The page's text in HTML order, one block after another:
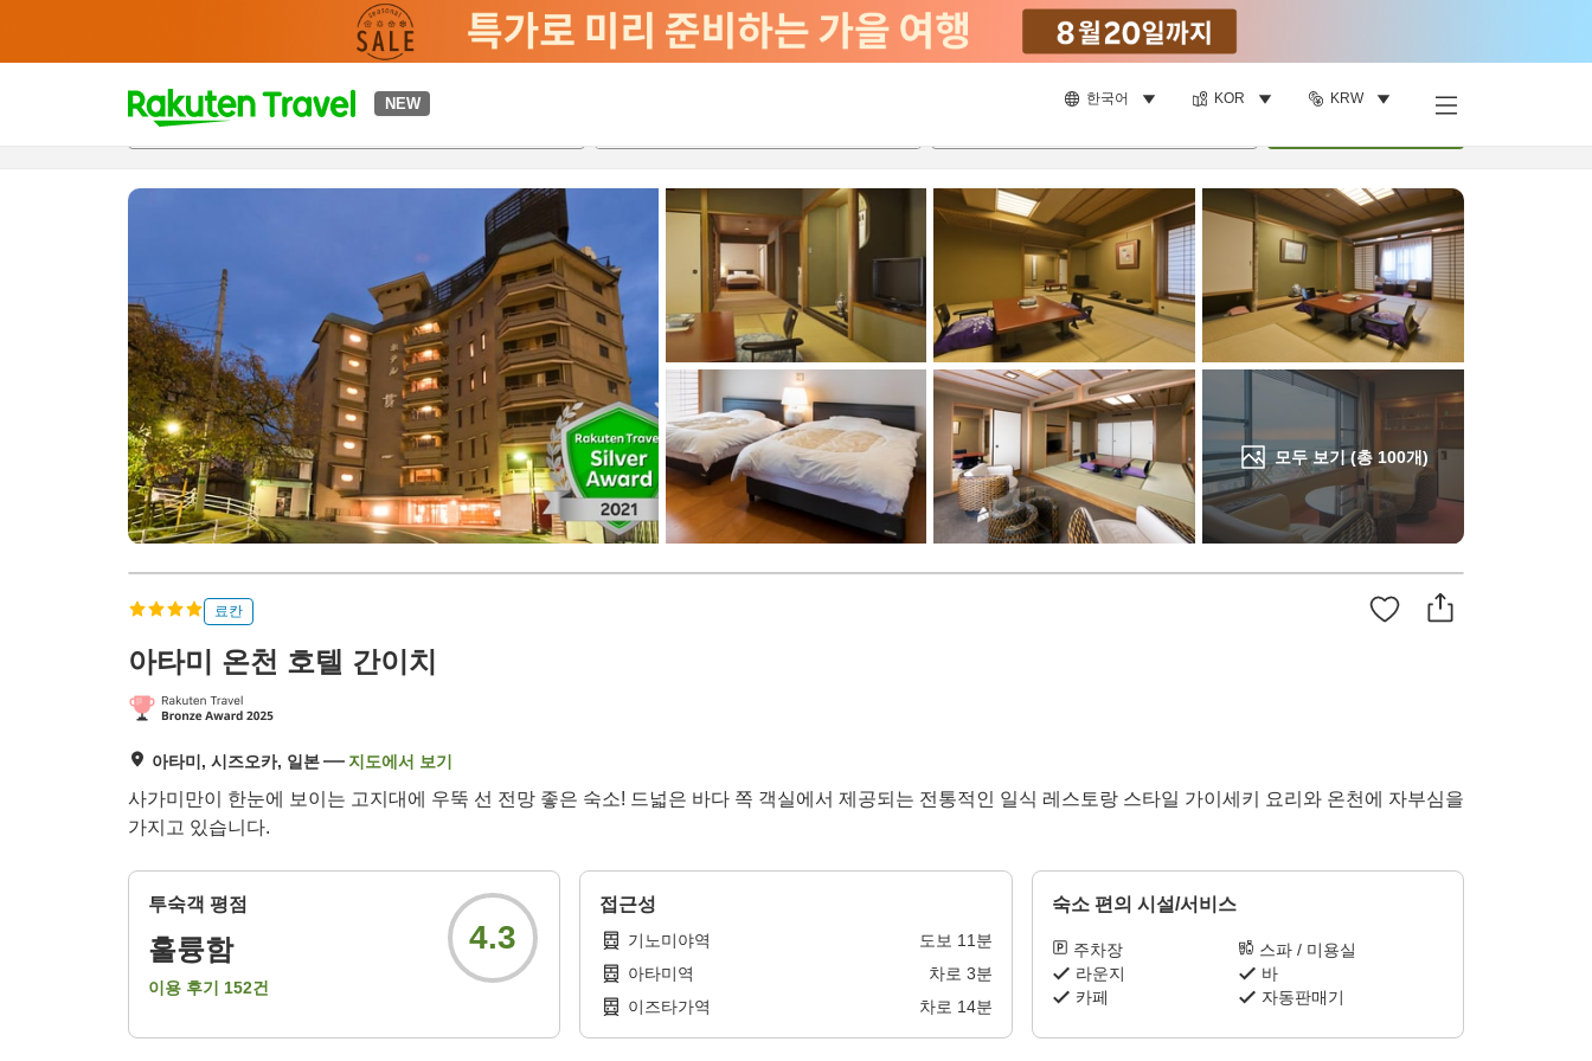
NEW 한국어 KOR KRW
t
p
a
e
a
r
c
h
모두 보기 (총100개)
개요객실 & 숙박 상품이용 후기 편의 시설/서비스
료칸
아타미 온천 호텔 간이치
아타미, 시즈오카, 일본 지도에서 보기
사가미만이 한눈에 보이는 고지대에 우뚝 선 전망 좋은 숙소! 드넓은 바다 쪽 객실에서 제공되는 전통적인 일식 레스토랑 스타일 가이세키 요리와 온천에 자부심을
가지고 있습니다.
투숙객 평점
훌륭함
이용 후기 152건
4.3
접근성
기노미야역 도보 11분
아타미역
차로 3분
이즈타가역
차로 14분
숙소 편의 시설/서비스
주차장
스파 / 미용실
라운지
바
카페
자동판매기